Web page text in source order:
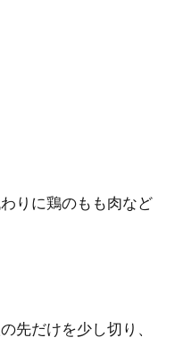
りに鶏のもも肉など
先だけを少し切り、